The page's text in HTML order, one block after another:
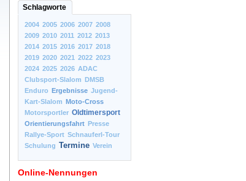
Schlagworte
2004 2005 2006 2007 2008
2009 2010 2011 2012 2013
2014 2015 2016 2017 2018
2019 2020 2021 2022 2023
2024 2025 2026 ADAC
Clubsport-Slalom DMSB
Enduro Ergebnisse Jugend-
Kart-Slalom Moto-Cross
Motorsportler Oldtimersport
Orientierungsfahrt Presse
Rallye-Sport Schnauferl-Tour
Schulung Termine Verein
Online-Nennungen